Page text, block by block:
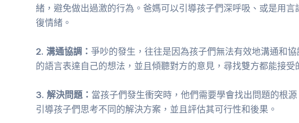
緒，避免做出過激的行為。爸媽可以引導孩子們深呼吸、或是用
復情緒。
2. 溝通協調： 爭吵的發生，往往是因為孩子們無法有效地溝通和
的語言表達自己的想法，並且傾聽對方的意見，尋找雙方都能接受
3. 解決問題： 當孩子們發生衝突時，他們需要學會找出問題的根
引導孩子們思考不同的解決方案，並且評估其可行性和後果。